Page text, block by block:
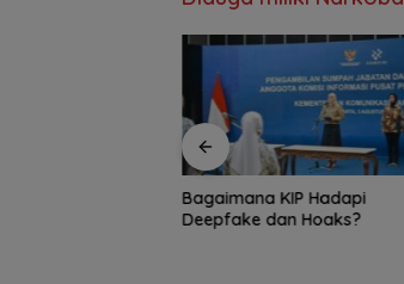
Dari Ruang Damai ke Kejati,
Rekam Jejak Radityo